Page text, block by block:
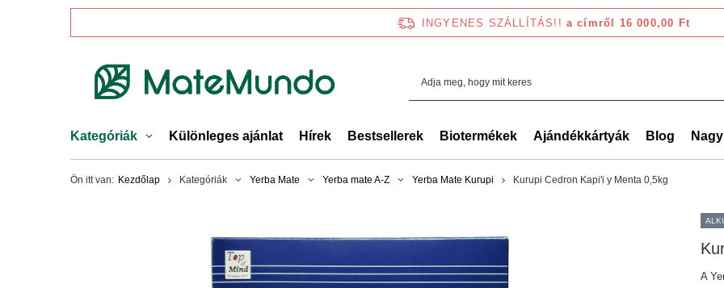
INGYENES SZÁLLÍTÁS!! a címről 16 000,00 Ft
Kategóriák Különleges ajánlat Hírek Bestsellerek Biotermékek Ajándékkártyák Blog
Ön itt van: Kezdőlap Kategóriák Yerba Mate Yerba mate A-Z Yerba Mate Kurupi Kurupi Cedron Kapi'i y Menta 0,5kg
A